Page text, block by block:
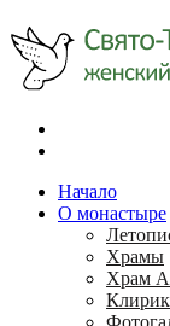
Начало
О монастыре
Храмы
Храм